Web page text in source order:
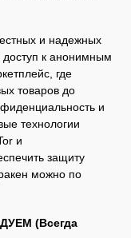
и надежных
к анонимным
где
товаров до
и
технологии
и
защиту
можно по
(Всегда